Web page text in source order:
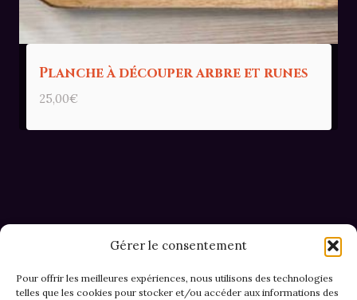
Gérer le consentement
Pour offrir les meilleures expériences, nous utilisons des technologies
telles que les cookies pour stocker et/ou accéder aux informations des
Planche à découper arbre et runes
25,00€